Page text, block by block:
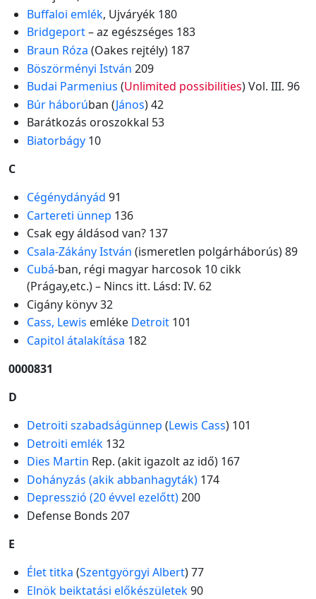
Buffaloi emlék, Ujváryék 180
Bridgeport– az egészséges 183
Braun Róza (Oakes rejtély) 187
Böszörményi István 209
Budai Parmenius (Unlimited possibilities) Vol. III. 96
Búr háborúban (János) 42
Barátkozás oroszokkal 53
Biatorbágy10
C
Cégénydányád 91
Cartereti ünnep 136
Csak egy áldásod van? 137
Csala-Zákány István (ismeretlen polgárháborús) 89
Cubá-ban, régi magyar harcosok 10 cikk
(Prágay,etc.) – Nincs itt. Lásd: IV. 62
Cigány könyv 32
Cass, Lewis emléke Detroit101
Capitol átalakítása 182
0000831
D
Detroiti szabadságünnep (Lewis Cass) 101
Detroiti emlék132
Dies Martin Rep. (akit igazolt az idő) 167
Dohányzás (akik abbanhagyták)174
Depresszió (20 évvel ezelőtt)200
Defense Bonds 207
E
Élet titka (Szentgyörgyi Albert) 77
Elnök beiktatási előkészületek90